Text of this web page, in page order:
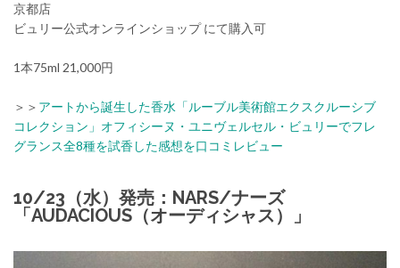
京都店
ビュリー公式オンラインショップ にて購入可
1本75ml 21,000円
＞＞ アートから誕生した香水「ルーブル美術館エクスクルーシブ
コレクション」オフィシーヌ・ユニヴェルセル・ビュリーでフレ
グランス全8種を試香した感想を口コミレビュー
10/23（水）発売：NARS/ナーズ
「AUDACIOUS（オーディシャス）」